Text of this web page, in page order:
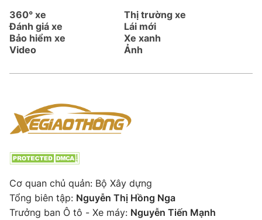
360° xe
Thị trường xe
Đánh giá xe
Lái mới
Bảo hiểm xe
Xe xanh
Video
Ảnh
Cơ quan chủ quản: Bộ Xây dựng
Tổng biên tập: Nguyễn Thị Hồng Nga
Trưởng ban Ô tô - Xe máy: Nguyễn Tiến Mạnh